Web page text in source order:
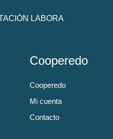
LABORA
Cooperedo
Cooperedo
Mi cuenta
Contacto